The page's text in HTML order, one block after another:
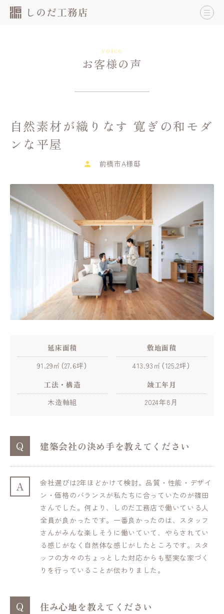
voice
お客様の声
自然素材が織りなす 寛ぎの和モダ
ンな平屋
前橋市A様邸
延床面積
91.29㎡（27.6坪）
敷地面積
413.93㎡（125.2坪）
工法・構造
木造軸組
竣工年月
2024年8月
Q 建築会社の決め手を教えてください
A
会社選びは2年ほどかけて検討。品質・性能・デザイ
ン・価格のバランスが私たちに合っていたのが篠田
さんでした。何より、しのだ工務店で働いている人
全員が良かったです。一番良かったのは、スタッフ
さんがみんな楽しそうに働いていて、やらされてい
る感じがなく自然体な感じがしたところです。スタ
ッフの方々のちょっとした対応からも堅実な家づく
りを行っていることが伝わりました。
Q 住み心地を教えてください